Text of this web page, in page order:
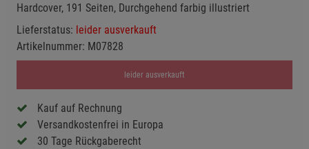
Hardcover, 191 Seiten, Durchgehend farbig illustriert
Lieferstatus: leider ausverkauft
Artikelnummer: M07828
leider ausverkauft
Kauf auf Rechnung
Versandkostenfrei in Europa
30 Tage Rückgaberecht